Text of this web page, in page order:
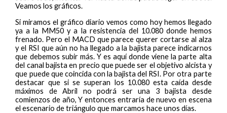
Veamos los gráficos.
Si miramos el gráfico diario vemos como hoy hemos llegado
ya a la MM50 y a la resistencia del 10.080 donde hemos
frenado. Pero el MACD que parece querer cortarse al alza
y el RSI que aún no ha llegado a la bajista parece indicarnos
que debemos subir más. Y es aquí donde viene la parte alta
del canal bajista en precio que puede ser el objetivo alcista y
que puede que coincida con la bajista del RSI. Por otra parte
destacar que si se superan los 10.080 esta caída desde
máximos de Abril no podrá ser una 3 bajista desde
comienzos de año, Y entonces entraría de nuevo en escena
el escenario de triángulo que marcamos hace unos días.